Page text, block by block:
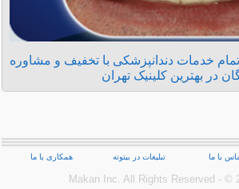
تمام خدمات دندانپزشکی با تخفیف و مشاوره
در بهترین کلینیک تهران
با ما تبلیغات در بیتوته همکاری با ما
Makan Inc.‎ All Rights Reserved - ©